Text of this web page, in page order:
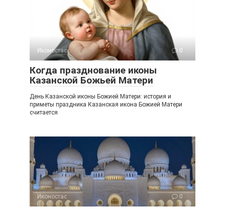
Иконостас 0
Когда празднование иконы
Казанской Божьей Матери
День Казанской иконы Божией Матери: история и
приметы праздника Казанская икона Божией Матери
считается
Иконостас 0